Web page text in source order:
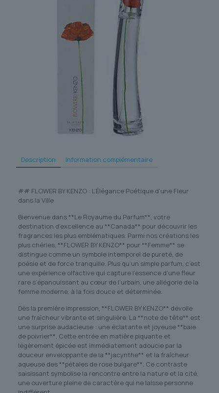
Description Information complémentaire
## FLOWER BY KENZO : L’Élégance Poétique d’une Fleur
dans la Ville
Bienvenue dans **Le Royaume du Parfum**, votre
destination d’excellence au **Canada** pour découvrir les
fragrances les plus emblématiques. Parmi nos créations les
plus chéries, **FLOWER BY KENZO** pour **Femme** se
distingue comme un symbole intemporel de pureté, de
poésie et de force tranquille. Plus qu’un simple parfum, c’est
une expérience olfactive qui capture l’essence d’une fleur
rare s’épanouissant au cœur de l’urbain, une allégorie de la
femme moderne, à la fois douce et déterminée.
Dès la première impression, **FLOWER BY KENZO** dévoile
une fraîcheur vibrante et singulière. La **note de tête** est
une surprise audacieuse : une éclatante et joyeuse **baie
de poivrier**. Cette entrée en matière piquante et
légèrement épicée est immédiatement adoucie par la
douceur enveloppante de la **jacynthe** et la fraîcheur
aqueuse des **pétales de rose bulgare**. Ce contraste
saisissant symbolise la rencontre entre la nature et la cité,
une ouverture pleine de caractère qui ne laisse personne